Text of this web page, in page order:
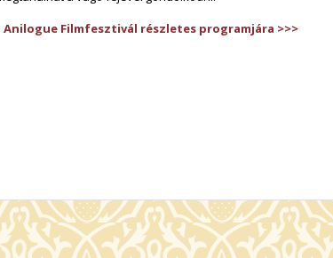
Anilogue Filmfesztivál részletes programjára >>>